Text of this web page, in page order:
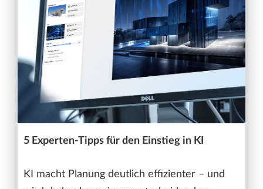
5 Experten-Tipps für den Einstieg in KI
KI macht Planung deutlich effizienter – und